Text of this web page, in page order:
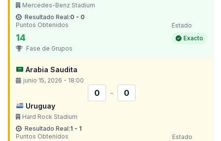
Mercedes-Benz Stadium
Resultado Real:0 - 0
Puntos Obtenidos
14
Estado
Exacto
Fase de Grupos
Arabia Saudita
junio 15, 2026 - 18:00
0 - 0
Uruguay
Hard Rock Stadium
Resultado Real:1 - 1
Puntos Obtenidos
Estado